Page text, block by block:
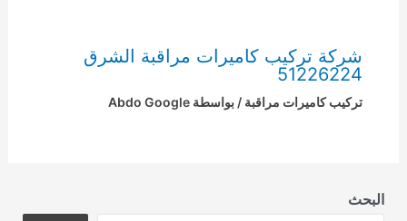
شركة تركيب كاميرات مراقبة الشرق
51226224
تركيب كاميرات مراقبة / بواسطة Abdo Google
البحث